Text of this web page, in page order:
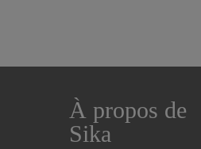
À propos de
Sika